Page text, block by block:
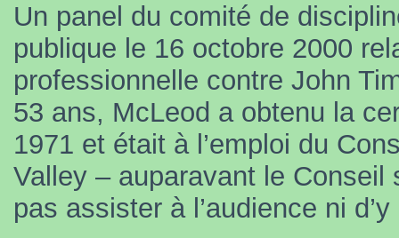
Un panel du comité de
publique le 16 octobre 2000
professionnelle contre John
53 ans, McLeod a obtenu la
1971 et était à l’emploi du
Valley – auparavant le
pas assister à l’audience ni